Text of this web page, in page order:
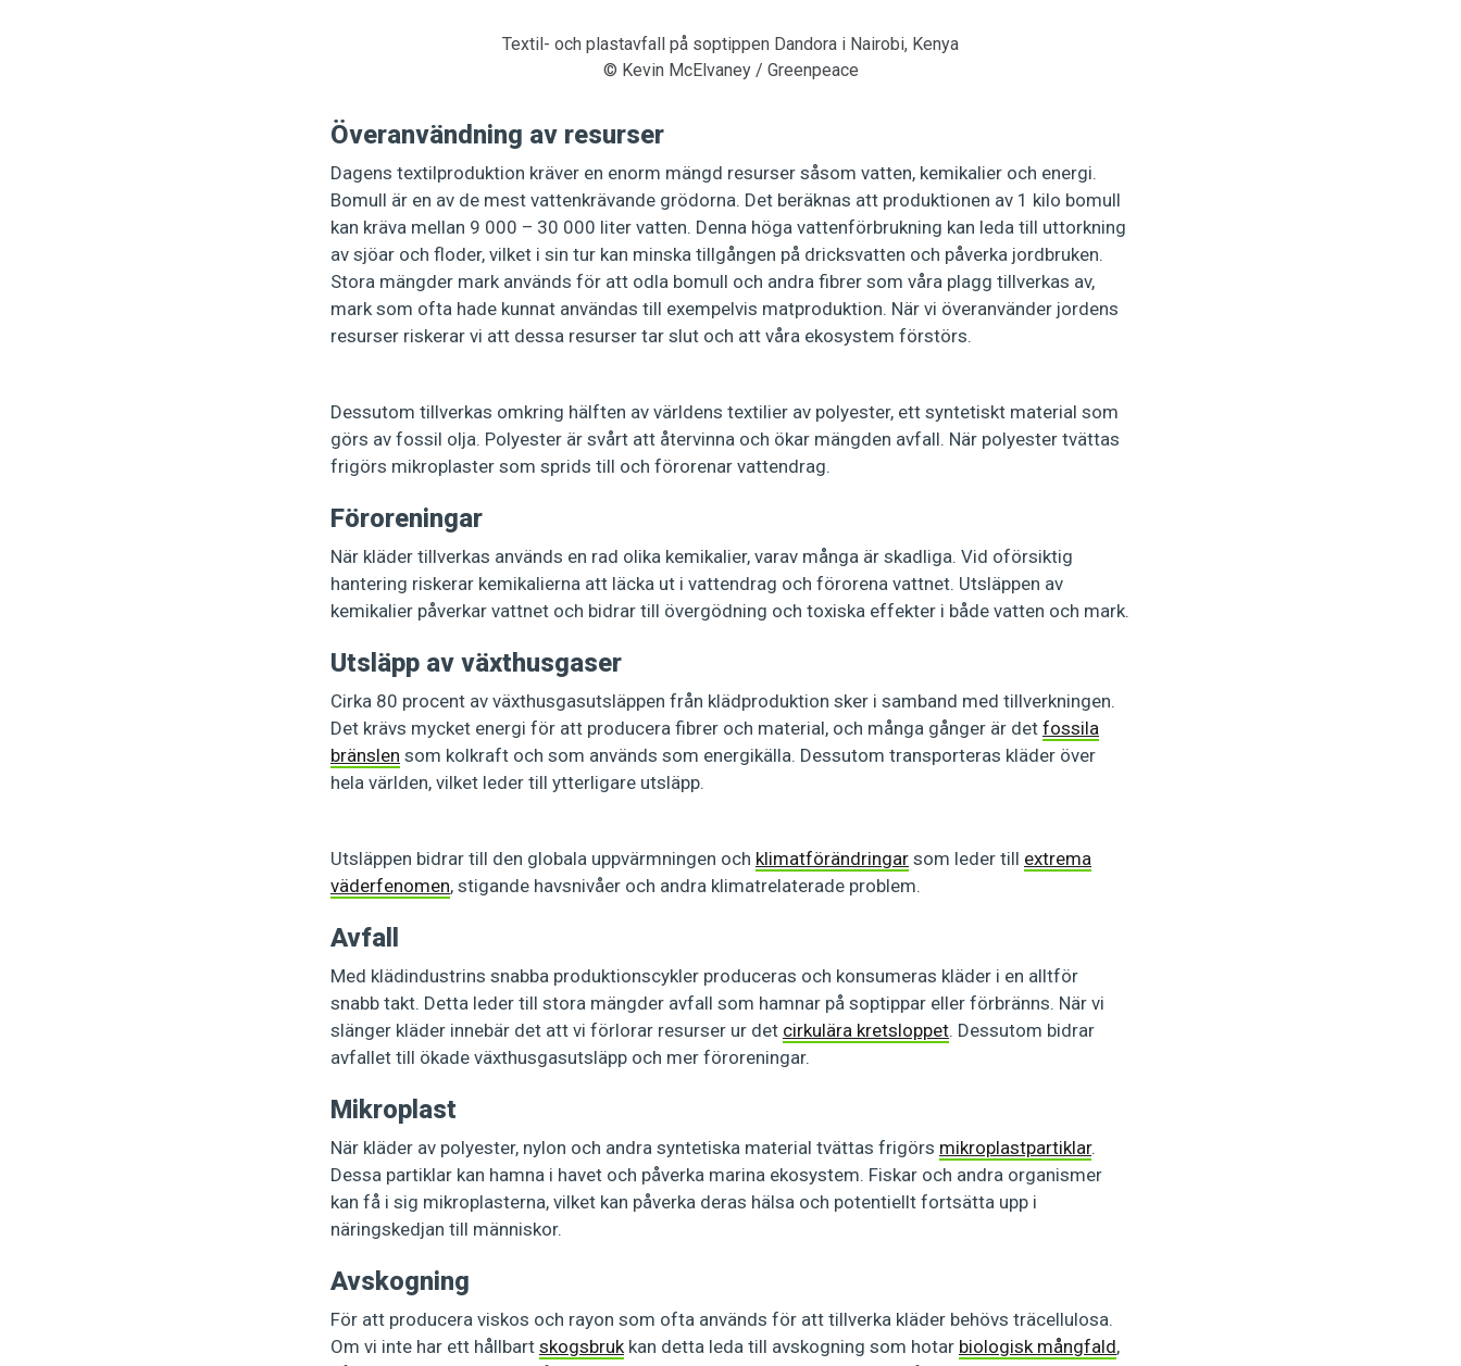
Textil- och plastavfall på soptippen Dandora i Nairobi, Kenya
© Kevin McElvaney / Greenpeace
Överanvändning av resurser
Dagens textilproduktion kräver en enorm mängd resurser såsom vatten, kemikalier och energi.
Bomull är en av de mest vattenkrävande grödorna. Det beräknas att produktionen av 1 kilo bomull
kan kräva mellan 9 000 – 30 000 liter vatten. Denna höga vattenförbrukning kan leda till uttorkning
av sjöar och floder, vilket i sin tur kan minska tillgången på dricksvatten och påverka jordbruken.
Stora mängder mark används för att odla bomull och andra fibrer som våra plagg tillverkas av,
mark som ofta hade kunnat användas till exempelvis matproduktion. När vi överanvänder jordens
resurser riskerar vi att dessa resurser tar slut och att våra ekosystem förstörs.
Dessutom tillverkas omkring hälften av världens textilier av polyester, ett syntetiskt material som
görs av fossil olja. Polyester är svårt att återvinna och ökar mängden avfall. När polyester tvättas
frigörs mikroplaster som sprids till och förorenar vattendrag.
Föroreningar
När kläder tillverkas används en rad olika kemikalier, varav många är skadliga. Vid oförsiktig
hantering riskerar kemikalierna att läcka ut i vattendrag och förorena vattnet. Utsläppen av
kemikalier påverkar vattnet och bidrar till övergödning och toxiska effekter i både vatten och mark.
Utsläpp av växthusgaser
Cirka 80 procent av växthusgasutsläppen från klädproduktion sker i samband med tillverkningen.
Det krävs mycket energi för att producera fibrer och material, och många gånger är det fossila
bränslen som kolkraft och som används som energikälla. Dessutom transporteras kläder över
hela världen, vilket leder till ytterligare utsläpp.
Utsläppen bidrar till den globala uppvärmningen och klimatförändringar som leder till extrema
väderfenomen, stigande havsnivåer och andra klimatrelaterade problem.
Avfall
Med klädindustrins snabba produktionscykler produceras och konsumeras kläder i en alltför
snabb takt. Detta leder till stora mängder avfall som hamnar på soptippar eller förbränns. När vi
slänger kläder innebär det att vi förlorar resurser ur det cirkulära kretsloppet. Dessutom bidrar
avfallet till ökade växthusgasutsläpp och mer föroreningar.
Mikroplast
När kläder av polyester, nylon och andra syntetiska material tvättas frigörs mikroplastpartiklar.
Dessa partiklar kan hamna i havet och påverka marina ekosystem. Fiskar och andra organismer
kan få i sig mikroplasterna, vilket kan påverka deras hälsa och potentiellt fortsätta upp i
näringskedjan till människor.
Avskogning
För att producera viskos och rayon som ofta används för att tillverka kläder behövs träcellulosa.
Om vi inte har ett hållbart skogsbrukkan detta leda till avskogning som hotar biologisk mångfald,